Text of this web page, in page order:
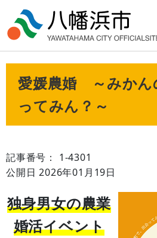
愛媛農婚 ～みかん
ってみん？～
記事番号： 1-4301
公開日 2026年01月19日
独身男女の農業
婚活イベント